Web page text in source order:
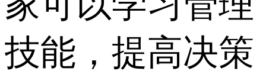
技能，提高决策